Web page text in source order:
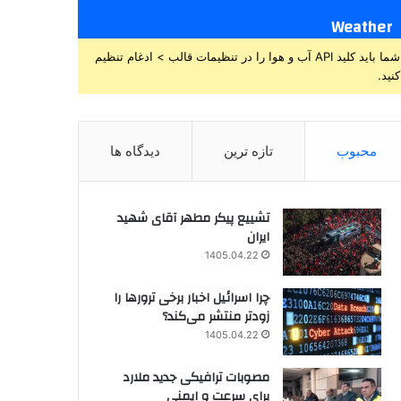
Weather
شما باید کلید API آب و هوا را در تنظیمات قالب > ادغام تنظیم
کنید.
محبوب تازه ترین دیدگاه ها
تشییع پیکر مطهر آقای شهید
ایران
1405.04.22
چرا اسرائیل اخبار برخی ترورها را
زودتر منتشر می‌کند؟
1405.04.22
مصوبات ترافیکی جدید ملارد